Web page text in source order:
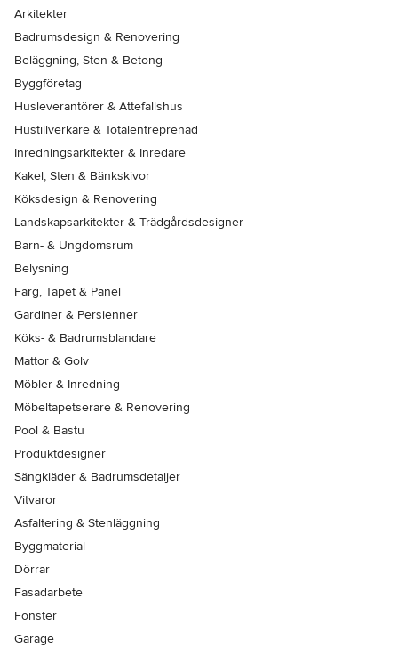
Arkitekter
Badrumsdesign & Renovering
Beläggning, Sten & Betong
Byggföretag
Husleverantörer & Attefallshus
Hustillverkare & Totalentreprenad
Inredningsarkitekter & Inredare
Kakel, Sten & Bänkskivor
Köksdesign & Renovering
Landskapsarkitekter & Trädgårdsdesigner
Barn- & Ungdomsrum
Belysning
Färg, Tapet & Panel
Gardiner & Persienner
Köks- & Badrumsblandare
Mattor & Golv
Möbler & Inredning
Möbeltapetserare & Renovering
Pool & Bastu
Produktdesigner
Sängkläder & Badrumsdetaljer
Vitvaror
Asfaltering & Stenläggning
Byggmaterial
Dörrar
Fasadarbete
Fönster
Garage